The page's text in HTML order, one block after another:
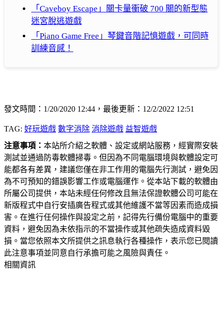
「Caveboy Escape」關卡量衝破 700 關的新型態
迷宮脫逃遊戲
「Piano Game Free」琴鍵音階記憶遊戲，可同時
訓練音感！
發文時間：1/20/2020 12:44，最後更新：12/2/2022 12:51
TAG: 好玩遊戲 數字消除 消除遊戲 益智遊戲
注意事項： 本站所介紹之軟體、設定或網站服務，經實際安裝
測試並通過防毒軟體掃毒。但因為不同電腦環境與軟體設定可
能都各有差異，建議您僅在非工作用的電腦先行測試，避免因
為不可預知的錯誤影響工作或電腦運作。從本站下載的軟體由
所屬公司提供，本站未經任何修改且無法保證軟體公司可能在
新版程式中自行安插廣告程式或其他維護不當等因素而造成損
害。在進行任何操作與設定之前，記得先行備份電腦中的重要
資料，避免因為未依指示的不當操作或其他疏失造成資料毀
損。當您依照本文所提供之訊息執行各種操作，表示您已閱讀
此注意事項並同意自行承擔可能之風險與責任。
相關資訊